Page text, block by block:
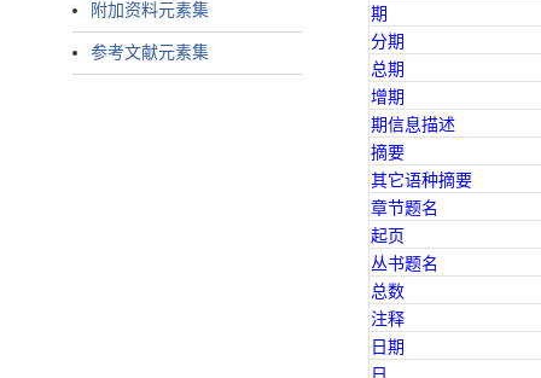
附加资料元素集
参考文献元素集
期
分期
总期
增期
期信息描述
摘要
其它语种摘要
章节题名
起页
丛书题名
总数
注释
日期